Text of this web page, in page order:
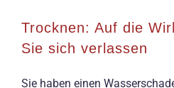
Trocknen: Auf die
Sie sich verlassen
Sie haben einen